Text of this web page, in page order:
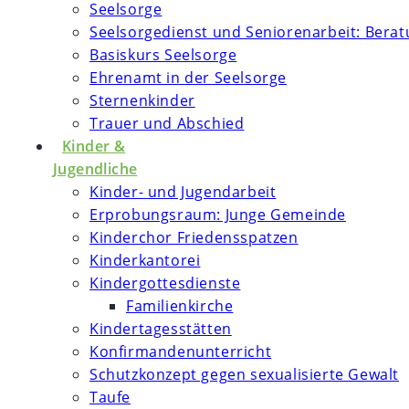
Seelsorge
Seelsorgedienst und Seniorenarbeit:
Basiskurs Seelsorge
Ehrenamt in der Seelsorge
Sternenkinder
Trauer und Abschied
Kinder &
Jugendliche
Kinder- und Jugendarbeit
Erprobungsraum: Junge Gemeinde
Kinderchor Friedensspatzen
Kinderkantorei
Kindergottesdienste
Familienkirche
Kindertagesstätten
Konfirmanden­unterricht
Schutzkonzept gegen sexualisierte Gewalt
Taufe